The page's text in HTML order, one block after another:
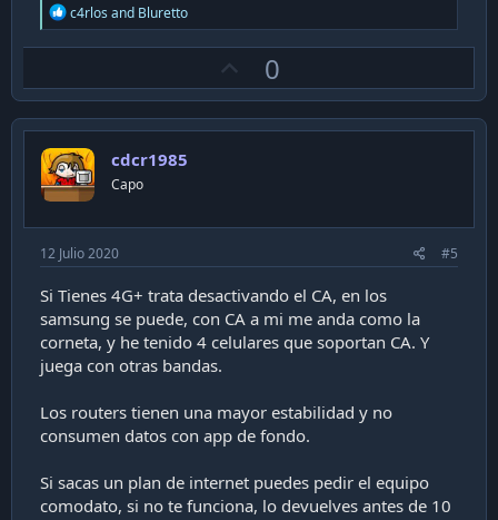
R
e
a
i
o
n
s
:
c4rlos and Bluretto
p
v
0
cdcr1985
Capo
12 Julio 2020 #5
Si Tienes 4G+ trata desactivando el CA, en los
samsung se puede, con CA a mi me anda como la
corneta, y he tenido 4 celulares que soportan CA. Y
juega con otras bandas.
Los routers tienen una mayor estabilidad y no
consumen datos con app de fondo.
Si sacas un plan de internet puedes pedir el equipo
comodato, si no te funciona, lo devuelves antes de 10